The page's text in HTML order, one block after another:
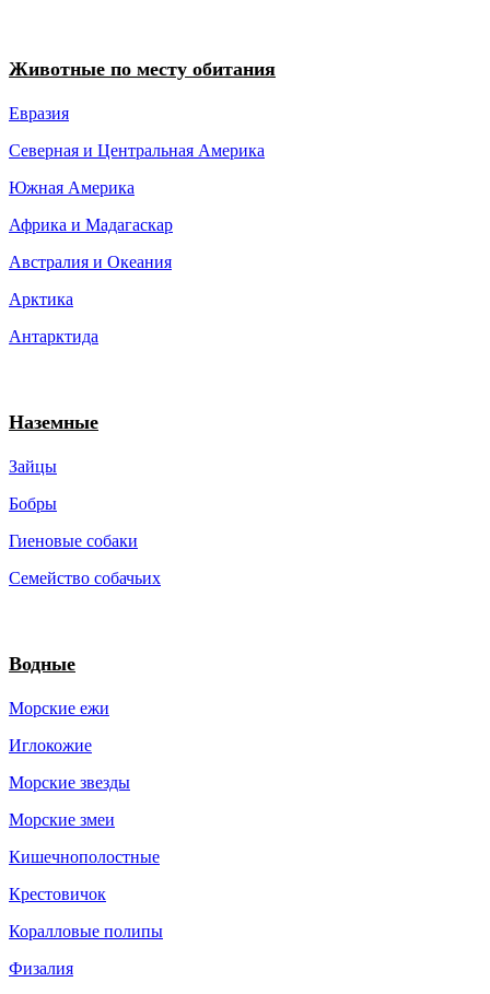
Животные по месту обитания
Евразия
Северная и Центральная Америка
Южная Америка
Африка и Мадагаскар
Австралия и Океания
Арктика
Антарктида
Наземные
Зайцы
Бобры
Гиеновые собаки
Семейство собачьих
Водные
Морские ежи
Иглокожие
Морские звезды
Морские змеи
Кишечнополостные
Крестовичок
Коралловые полипы
Физалия